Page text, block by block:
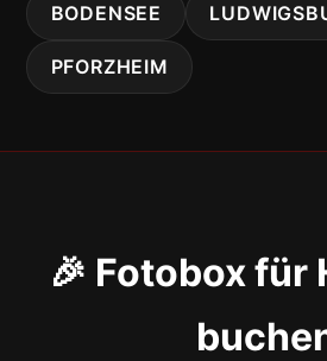
BODENSEE
PFORZHEIM
🎉 Fotobox für